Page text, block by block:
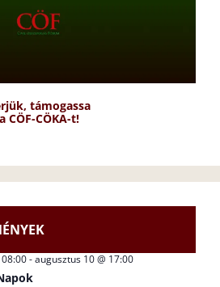
támogassa
a CÖF-CÖKA-t!
-augusztus 10 @ 17:00